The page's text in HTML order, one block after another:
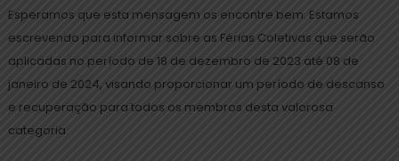
Esperamos que esta mensagem os encontre bem. Estamos
escrevendo para informar sobre as Férias Coletivas que serão
aplicadas no período de 18 de dezembro de 2023 até 08 de
janeiro de 2024, visando proporcionar um período de descanso
e recuperação para todos os membros desta valorosa
categoria.